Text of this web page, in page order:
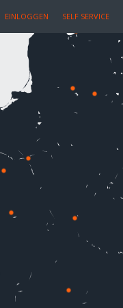
EINLOGGEN SELF SERVICE